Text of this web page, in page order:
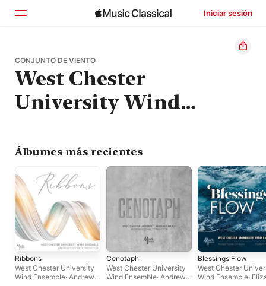
Iniciar sesión
Inicio
Explorar
Buscar
CONJUNTO DE VIENTO
West Chester
University Wind
Álbumes más recientes
Ribbons
West Chester University
Wind Ensemble· Andrew
Cenotaph
West Chester University
Wind Ensemble· Andrew
Blessings Flow
West Chester
Wind Ensemble·